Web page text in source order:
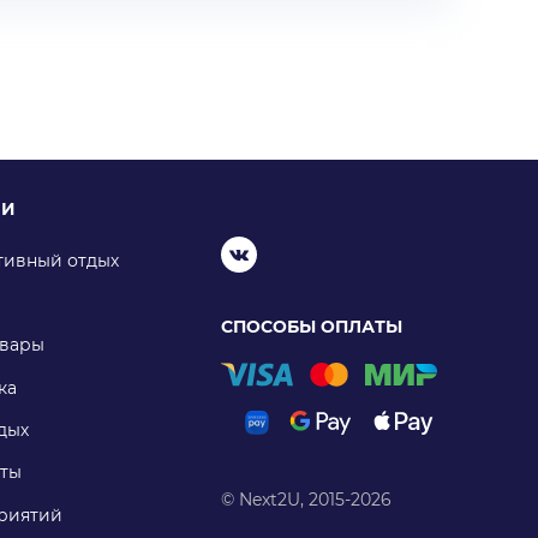
отдых
СПОСОБЫ ОПЛАТЫ
© Next2U, 2015-2026